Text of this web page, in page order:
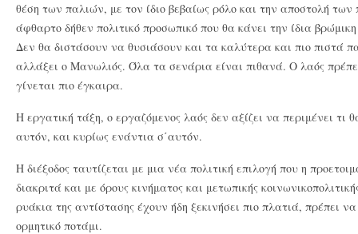
θέση των παλιών, με τον ίδιο βεβαίως ρόλο και την αποστολή
άφθαρτο δήθεν πολιτικό προσωπικό που θα κάνει την ίδια
Δεν θα διστάσουν να θυσιάσουν και τα καλύτερα και πιο πιστά
αλλάξει ο Μανωλιός. Όλα τα σενάρια είναι πιθανά. Ο λαός
γίνεται πιο έγκαιρα.
Η εργατική τάξη, ο εργαζόμενος λαός δεν αξίζει να περιμένει
αυτόν, και κυρίως ενάντια σ΄αυτόν.
Η διέξοδος ταυτίζεται με μια νέα πολιτική επιλογή που η
διακριτά και με όρους κινήματος και μετωπικής
ρυάκια της αντίστασης έχουν ήδη ξεκινήσει πιο πλατιά, πρέπει
ορμητικό ποτάμι.